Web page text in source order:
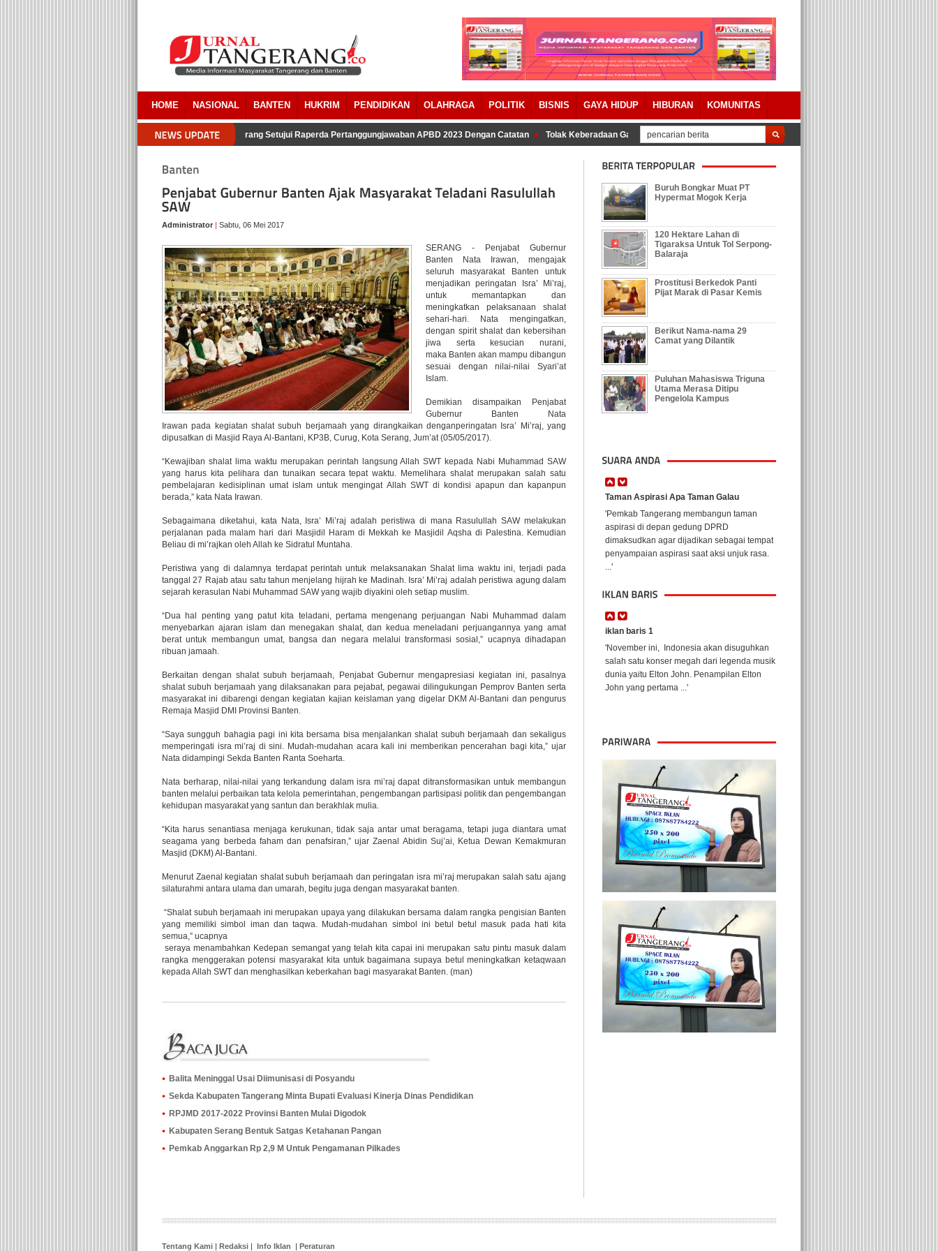
HOME NASIONAL BANTEN HUKRIM PENDIDIKAN OLAHRAGA POLITIK BISNIS GAYA HIDUP HIBURAN KOMUNITAS
Delapan Fraksi DPRD Kabupaten Tangerang Setujui Raperda Pertanggungjawaban APBD 2023 Dengan Catatan Tolak Keberadaan Galian Tanah, Ratusan Warga Pegenjahan Geruduk Kantor Desa
Administrator | Sabtu, 06 Mei 2017
SERANG - Penjabat Gubernur
Banten Nata Irawan, mengajak
seluruh masyarakat Banten untuk
menjadikan peringatan Isra’ Mi’raj,
untuk memantapkan dan
meningkatkan pelaksanaan shalat
sehari-hari. Nata mengingatkan,
dengan spirit shalat dan kebersihan
jiwa serta kesucian nurani,
maka Banten akan mampu dibangun
sesuai dengan nilai-nilai Syari’at
Islam.
Demikian disampaikan Penjabat
Gubernur Banten Nata
Irawan pada kegiatan shalat subuh berjamaah yang dirangkaikan denganperingatan Isra’ Mi’raj, yang
dipusatkan di Masjid Raya Al-Bantani, KP3B, Curug, Kota Serang, Jum’at (05/05/2017).
“Kewajiban shalat lima waktu merupakan perintah langsung Allah SWT kepada Nabi Muhammad SAW
yang harus kita pelihara dan tunaikan secara tepat waktu. Memelihara shalat merupakan salah satu
pembelajaran kedisiplinan umat islam untuk mengingat Allah SWT di kondisi apapun dan kapanpun
berada,” kata Nata Irawan.
Sebagaimana diketahui, kata Nata, Isra’ Mi’raj adalah peristiwa di mana Rasulullah SAW melakukan
perjalanan pada malam hari dari Masjidil Haram di Mekkah ke Masjidil Aqsha di Palestina. Kemudian
Beliau di mi’rajkan oleh Allah ke Sidratul Muntaha.
Peristiwa yang di dalamnya terdapat perintah untuk melaksanakan Shalat lima waktu ini, terjadi pada
tanggal 27 Rajab atau satu tahun menjelang hijrah ke Madinah. Isra’ Mi’raj adalah peristiwa agung dalam
sejarah kerasulan Nabi Muhammad SAW yang wajib diyakini oleh setiap muslim.
“Dua hal penting yang patut kita teladani, pertama mengenang perjuangan Nabi Muhammad dalam
menyebarkan ajaran islam dan menegakan shalat, dan kedua meneladani perjuangannya yang amat
berat untuk membangun umat, bangsa dan negara melalui transformasi sosial,” ucapnya dihadapan
ribuan jamaah.
Berkaitan dengan shalat subuh berjamaah, Penjabat Gubernur mengapresiasi kegiatan ini, pasalnya
shalat subuh berjamaah yang dilaksanakan para pejabat, pegawai dilingukungan Pemprov Banten serta
masyarakat ini dibarengi dengan kegiatan kajian keislaman yang digelar DKM Al-Bantani dan pengurus
Remaja Masjid DMI Provinsi Banten.
“Saya sungguh bahagia pagi ini kita bersama bisa menjalankan shalat subuh berjamaah dan sekaligus
memperingati isra mi’raj di sini. Mudah-mudahan acara kali ini memberikan pencerahan bagi kita,” ujar
Nata didampingi Sekda Banten Ranta Soeharta.
Nata berharap, nilai-nilai yang terkandung dalam isra mi’raj dapat ditransformasikan untuk membangun
banten melalui perbaikan tata kelola pemerintahan, pengembangan partisipasi politik dan pengembangan
kehidupan masyarakat yang santun dan berakhlak mulia.
“Kita harus senantiasa menjaga kerukunan, tidak saja antar umat beragama, tetapi juga diantara umat
seagama yang berbeda faham dan penafsiran,” ujar Zaenal Abidin Suj’ai, Ketua Dewan Kemakmuran
Masjid (DKM) Al-Bantani.
Menurut Zaenal kegiatan shalat subuh berjamaah dan peringatan isra mi’raj merupakan salah satu ajang
silaturahmi antara ulama dan umarah, begitu juga dengan masyarakat banten.
“Shalat subuh berjamaah ini merupakan upaya yang dilakukan bersama dalam rangka pengisian Banten
yang memiliki simbol iman dan taqwa. Mudah-mudahan simbol ini betul betul masuk pada hati kita
semua,” ucapnya
seraya menambahkan Kedepan semangat yang telah kita capai ini merupakan satu pintu masuk dalam
rangka menggerakan potensi masyarakat kita untuk bagaimana supaya betul meningkatkan ketaqwaan
kepada Allah SWT dan menghasilkan keberkahan bagi masyarakat Banten. (man)
Balita Meninggal Usai Diimunisasi di Posyandu
Sekda Kabupaten Tangerang Minta Bupati Evaluasi Kinerja Dinas Pendidikan
RPJMD 2017-2022 Provinsi Banten Mulai Digodok
Kabupaten Serang Bentuk Satgas Ketahanan Pangan
Pemkab Anggarkan Rp 2,9 M Untuk Pengamanan Pilkades
Buruh Bongkar Muat PT
Hypermat Mogok Kerja
120 Hektare Lahan di
Tigaraksa Untuk Tol Serpong-
Balaraja
Prostitusi Berkedok Panti
Pijat Marak di Pasar Kemis
Berikut Nama-nama 29
Camat yang Dilantik
Puluhan Mahasiswa Triguna
Utama Merasa Ditipu
Pengelola Kampus
Taman Aspirasi Apa Taman Galau
'Pemkab Tangerang membangun taman
aspirasi di depan gedung DPRD
dimaksudkan agar dijadikan sebagai tempat
penyampaian aspirasi saat aksi unjuk rasa.
...'
iklan baris 1
'November ini, Indonesia akan disuguhkan
salah satu konser megah dari legenda musik
dunia yaitu Elton John. Penampilan Elton
John yang pertama ...'
Tentang Kami | Redaksi | Info Iklan | Peraturan